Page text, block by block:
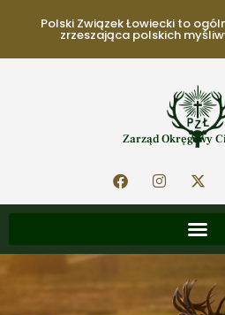
Polski Związek Łowiecki to
zrzeszająca polskich
Zarząd Okręgowy